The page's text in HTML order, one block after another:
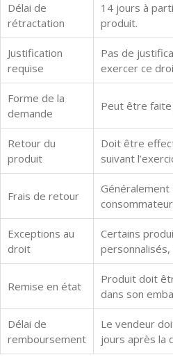
Délai de
rétractation
14 jours à
produit.
Justification
requise
Pas de
exercer ce
Forme de la
demande
Peut être faite
Retour du
produit
Doit être
suivant
Frais de retour
Généralement
Exceptions au
droit
Certains
Remise en état
Produit doit
dans son
Délai de
remboursement
Le vendeur
jours après la